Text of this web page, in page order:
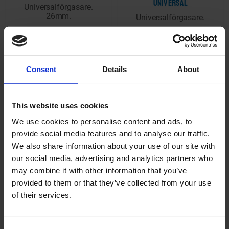
Consent Details About
This website uses cookies
We use cookies to personalise content and ads, to
provide social media features and to analyse our traffic.
We also share information about your use of our site with
our social media, advertising and analytics partners who
may combine it with other information that you’ve
provided to them or that they’ve collected from your use
of their services.
Universalförgasare.
26mm.
Universal
Universalförgasare.
2-5 vardagar
Lägg till i önskelista Lägg